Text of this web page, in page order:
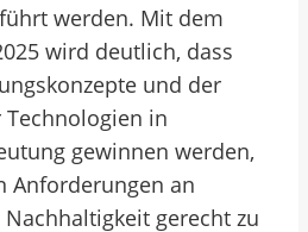
werden. Mit dem
wird deutlich, dass
und der
Technologien in
gewinnen werden,
Anforderungen an
gerecht zu